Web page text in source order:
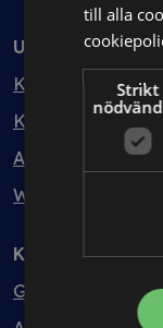
Utbildning
Kurser
Kurspaket
Abonnemang
Webbinarium
Kunskapsbank
Guider
till alla
Strikt